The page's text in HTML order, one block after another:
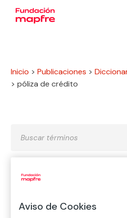
Inicio >Publicaciones >
>póliza de crédito
H
J K
Aviso de Cookies